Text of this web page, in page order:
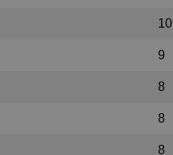
10
9
8
8
8